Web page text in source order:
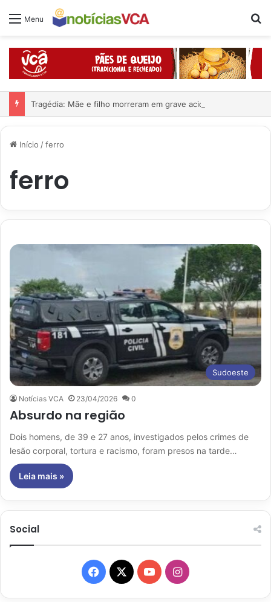
Menu
Tragédia: Mãe e filho morreram em grave acidente
Início /ferro
ferro
Sudoeste
Notícias VCA 23/04/2026 0
Absurdo na região
Dois homens, de 39 e 27 anos, investigados pelos crimes de
lesão corporal, tortura e racismo, foram presos na tarde…
Leia mais »
Social
Facebook
X YouTubeInstagram